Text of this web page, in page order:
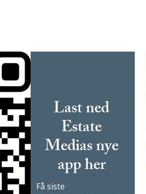
Last ned
Estate
Medias nye
app her
Få siste